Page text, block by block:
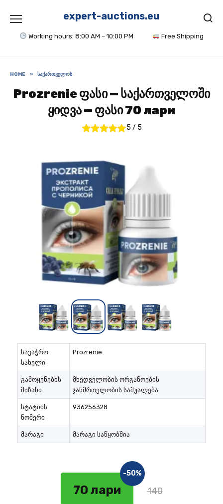
content
expert-auctions.eu
Working hours: 8:00 AM – 10:00 PM Free Shipping
HOME » ᲡᲐᲥᲐᲠᲗᲕᲔᲚᲝᲡ
Prozrenie ფასი — საქართველოში
ყიდვა — ფასი 70 лари
5 / 5
სავაჭრო
სახელი
Prozrenie
გამოყენების
მიზანი
მხედველობის ორგანოების
ჯანმრთელობის საშუალება
სტატიის
ნომერი
936256328
მარაგი მარაგი საწყობშია
70 лари
-50%
140